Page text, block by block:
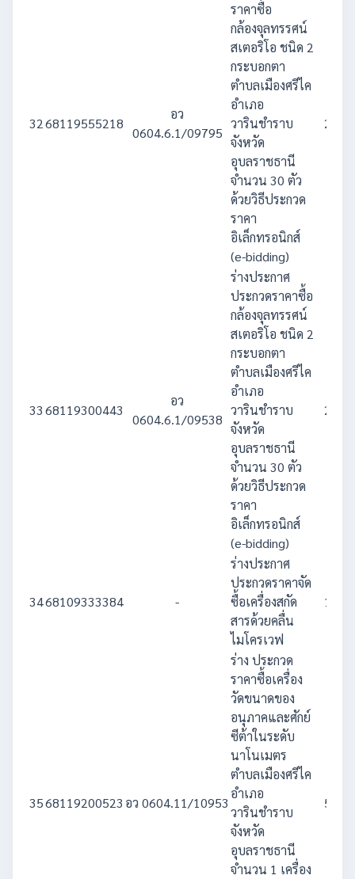
3268119555218
อว
0604.6.1/09795
ราคาซื้อ
กล้องจุลทรรศน์
สเตอริโอ ชนิด 2
กระบอกตา
ตำบลเมืองศรีไค
อำเภอ
วารินชำราบ
จังหวัด
อุบลราชธานี
จำนวน 30 ตัว
ด้วยวิธีประกวด
ราคา
อิเล็กทรอนิกส์
(e-bidding)
3368119300443
อว
0604.6.1/09538
ร่างประกาศ
ประกวดราคาซื้อ
กล้องจุลทรรศน์
สเตอริโอ ชนิด 2
กระบอกตา
ตำบลเมืองศรีไค
อำเภอ
วารินชำราบ
จังหวัด
อุบลราชธานี
จำนวน 30 ตัว
ด้วยวิธีประกวด
ราคา
อิเล็กทรอนิกส์
(e-bidding)
3468109333384 -
ร่างประกาศ
ประกวดราคาจัด
ซื้อเครื่องสกัด
สารด้วยคลื่น
ไมโครเวฟ
3568119200523 อว 0604.11/10953
ร่าง ประกวด
ราคาซื้อเครื่อง
วัดขนาดของ
อนุภาคและศักย์
ซีต้าในระดับ
นาโนเมตร
ตำบลเมืองศรีไค
อำเภอ
วารินชำราบ
จังหวัด
อุบลราชธานี
จำนวน 1 เครื่อง